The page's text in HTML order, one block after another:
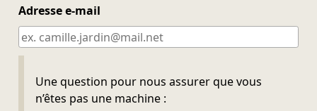
Adresse e-mail
Une question pour nous assurer que vous
n’êtes pas une machine :
Ne pas remplir